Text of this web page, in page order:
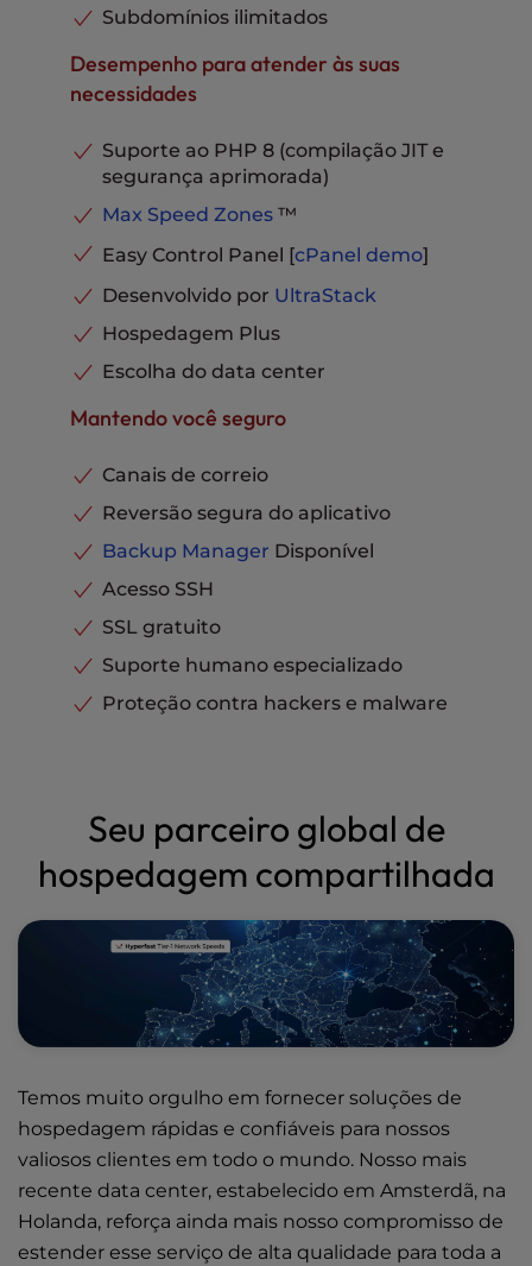
Cache avançado
Incluído
Bancos de dados MySQL e
PostgreSQL
caixa de entrada
20 GB
Suporte por telefone, chat e
Incluído
Subdomínios ilimitados
Desempenho para atender às suas
necessidades
Suporte ao PHP 8 (compilação JIT e
segurança aprimorada)
Max Speed Zones™
Easy Control Panel [cPanel demo]
Desenvolvido por UltraStack
Hospedagem Plus
Escolha do data center
Mantendo você seguro
Canais de correio
Reversão segura do aplicativo
Backup Manager Disponível
Acesso SSH
SSL gratuito
Suporte humano especializado
Proteção contra hackers e malware
Seu parceiro global de
hospedagem compartilhada
Temos muito orgulho em fornecer soluções de
hospedagem rápidas e confiáveis para nossos
valiosos clientes em todo o mundo. Nosso mais
recente data center, estabelecido em Amsterdã, na
Holanda, reforça ainda mais nosso compromisso de
estender esse serviço de alta qualidade para toda a